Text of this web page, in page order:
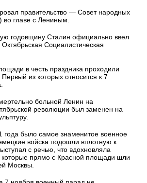
правительство — Совет народных
главе с Лениным.
годовщину Сталин официально ввел
Социалистическая
в честь праздника проходили
из которых относится к 7
больной Ленин на
революции был заменен на
года было самое знаменитое военное
войска подошли вплотную к
с речью, что вдохновляла
которые прямо с Красной площади шли
Москвы.